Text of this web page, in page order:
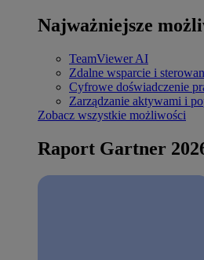
Najważniejsze
TeamViewer AI
Zdalne wsparcie i
Cyfrowe doświadczenie
Zarządzanie aktywami i
Zobacz wszystkie możliwości
Raport Gartner